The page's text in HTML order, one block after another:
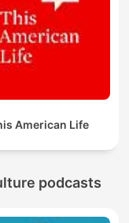
American Life
podcasts